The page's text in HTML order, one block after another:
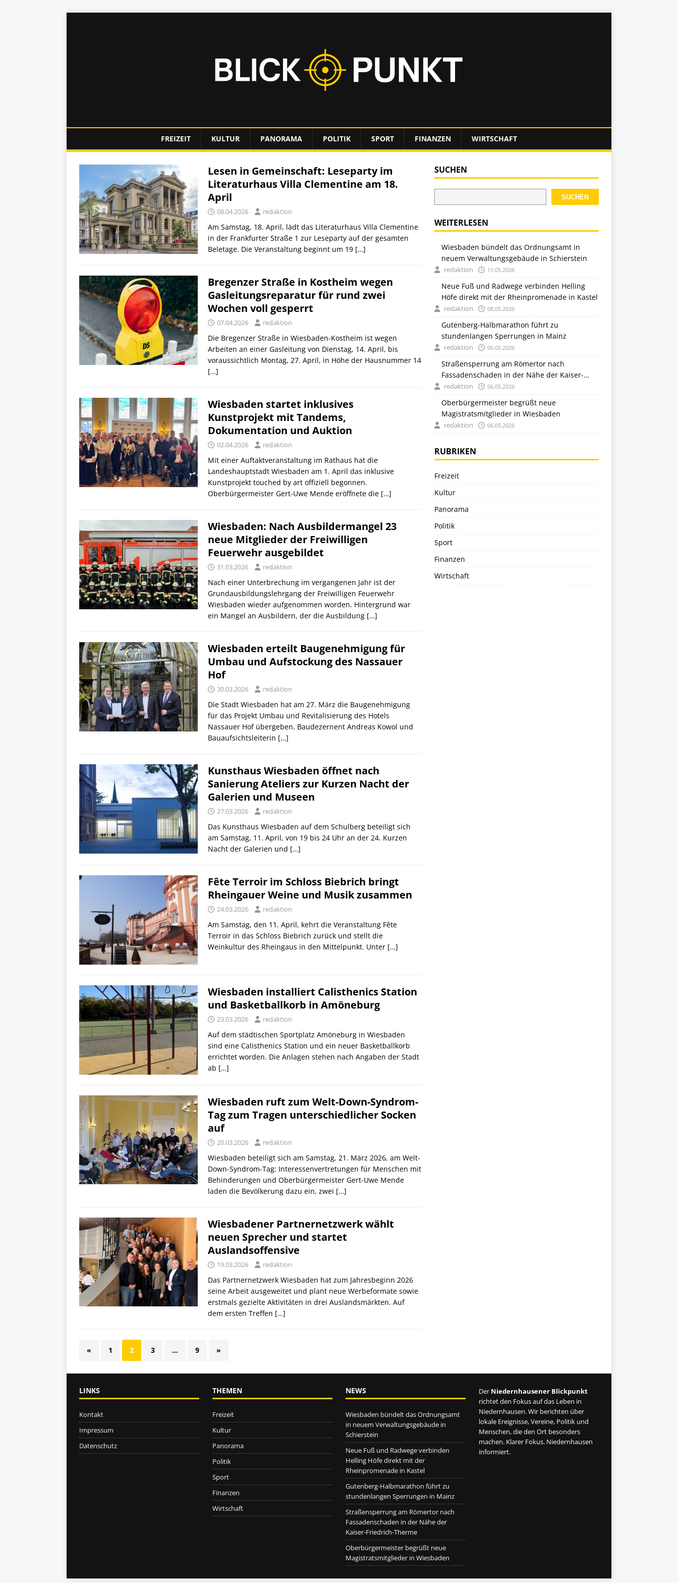
FREIZEIT KULTUR PANORAMA POLITIK SPORT FINANZEN WIRTSCHAFT
Lesen in Gemeinschaft: Leseparty im
Literaturhaus Villa Clementine am 18.
April
08.04.2026 redaktion
Am Samstag, 18. April, lädt das Literaturhaus Villa Clementine
in der Frankfurter Straße 1 zur Leseparty auf der gesamten
Beletage. Die Veranstaltung beginnt um 19 […]
Bregenzer Straße in Kostheim wegen
Gasleitungsreparatur für rund zwei
Wochen voll gesperrt
07.04.2026 redaktion
Die Bregenzer Straße in Wiesbaden-Kostheim ist wegen
Arbeiten an einer Gasleitung von Dienstag, 14. April, bis
voraussichtlich Montag, 27. April, in Höhe der Hausnummer 14
[…]
Wiesbaden startet inklusives
Kunstprojekt mit Tandems,
Dokumentation und Auktion
02.04.2026 redaktion
Mit einer Auftaktveranstaltung im Rathaus hat die
Landeshauptstadt Wiesbaden am 1. April das inklusive
Kunstprojekt touched by art offiziell begonnen.
Oberbürgermeister Gert-Uwe Mende eröffnete die […]
Wiesbaden: Nach Ausbildermangel 23
neue Mitglieder der Freiwilligen
Feuerwehr ausgebildet
31.03.2026 redaktion
Nach einer Unterbrechung im vergangenen Jahr ist der
Grundausbildungslehrgang der Freiwilligen Feuerwehr
Wiesbaden wieder aufgenommen worden. Hintergrund war
ein Mangel an Ausbildern, der die Ausbildung […]
Wiesbaden erteilt Baugenehmigung für
Umbau und Aufstockung des Nassauer
Hof
30.03.2026 redaktion
Die Stadt Wiesbaden hat am 27. März die Baugenehmigung
für das Projekt Umbau und Revitalisierung des Hotels
Nassauer Hof übergeben. Baudezernent Andreas Kowol und
Bauaufsichtsleiterin […]
Kunsthaus Wiesbaden öffnet nach
Sanierung Ateliers zur Kurzen Nacht der
Galerien und Museen
27.03.2026 redaktion
Das Kunsthaus Wiesbaden auf dem Schulberg beteiligt sich
am Samstag, 11. April, von 19 bis 24 Uhr an der 24. Kurzen
Nacht der Galerien und […]
Fête Terroir im Schloss Biebrich bringt
Rheingauer Weine und Musik zusammen
24.03.2026 redaktion
Am Samstag, den 11. April, kehrt die Veranstaltung Fête
Terroir in das Schloss Biebrich zurück und stellt die
Weinkultur des Rheingaus in den Mittelpunkt. Unter […]
Wiesbaden installiert Calisthenics Station
und Basketballkorb in Amöneburg
23.03.2026 redaktion
Auf dem städtischen Sportplatz Amöneburg in Wiesbaden
sind eine Calisthenics Station und ein neuer Basketballkorb
errichtet worden. Die Anlagen stehen nach Angaben der Stadt
ab […]
Wiesbaden ruft zum Welt-Down-Syndrom-
Tag zum Tragen unterschiedlicher Socken
auf
20.03.2026 redaktion
Wiesbaden beteiligt sich am Samstag, 21. März 2026, am Welt-
Down-Syndrom-Tag: Interessenvertretungen für Menschen mit
Behinderungen und Oberbürgermeister Gert-Uwe Mende
laden die Bevölkerung dazu ein, zwei […]
Wiesbadener Partnernetzwerk wählt
neuen Sprecher und startet
Auslandsoffensive
19.03.2026 redaktion
Das Partnernetzwerk Wiesbaden hat zum Jahresbeginn 2026
seine Arbeit ausgeweitet und plant neue Werbeformate sowie
erstmals gezielte Aktivitäten in drei Auslandsmärkten. Auf
dem ersten Treffen […]
« 1 2 3 … 9 »
SUCHEN
SUCHEN
WEITERLESEN
Wiesbaden bündelt das Ordnungsamt in
neuem Verwaltungsgebäude in Schierstein
redaktion 11.05.2026
Neue Fuß und Radwege verbinden Helling
Höfe direkt mit der Rheinpromenade in Kastel
redaktion 08.05.2026
Gutenberg-Halbmarathon führt zu
stundenlangen Sperrungen in Mainz
redaktion 06.05.2026
Straßensperrung am Römertor nach
Fassadenschaden in der Nähe der Kaiser-
Friedrich-Therme
redaktion 06.05.2026
Oberbürgermeister begrüßt neue
Magistratsmitglieder in Wiesbaden
redaktion 06.05.2026
RUBRIKEN
Freizeit
Kultur
Panorama
Politik
Sport
Finanzen
Wirtschaft
LINKS
Kontakt
Impressum
Datenschutz
THEMEN
Freizeit
Kultur
Panorama
Politik
Sport
Finanzen
Wirtschaft
NEWS
Wiesbaden bündelt das Ordnungsamt
in neuem Verwaltungsgebäude in
Schierstein
Neue Fuß und Radwege verbinden
Helling Höfe direkt mit der
Rheinpromenade in Kastel
Gutenberg-Halbmarathon führt zu
stundenlangen Sperrungen in Mainz
Straßensperrung am Römertor nach
Fassadenschaden in der Nähe der
Kaiser-Friedrich-Therme
Oberbürgermeister begrüßt neue
Magistratsmitglieder in Wiesbaden
Der Niedernhausener Blickpunkt
richtet den Fokus auf das Leben in
Niedernhausen. Wir berichten über
lokale Ereignisse, Vereine, Politik und
Menschen, die den Ort besonders
machen. Klarer Fokus. Niedernhausen
informiert.